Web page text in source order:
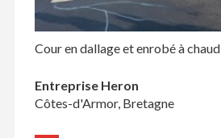
Cour en dallage et enrobé à chaud
Entreprise Heron
Côtes-d'Armor, Bretagne